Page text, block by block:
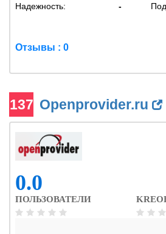
Надежность:
-
Отзывы : 0
137 Openprovider.ru
0.0
ПОЛЬЗОВАТЕЛИ